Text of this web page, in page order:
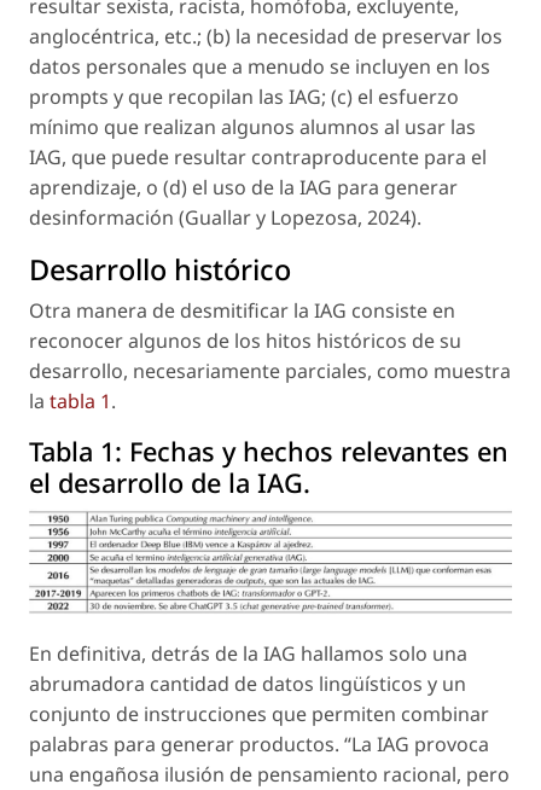
resultar sexista, racista, homófoba, excluyente,
anglocéntrica, etc.; (b) la necesidad de preservar los
datos personales que a menudo se incluyen en los
prompts y que recopilan las IAG; (c) el esfuerzo
mínimo que realizan algunos alumnos al usar las
IAG, que puede resultar contraproducente para el
aprendizaje, o (d) el uso de la IAG para generar
desinformación (Guallar y Lopezosa, 2024).
Desarrollo histórico
Otra manera de desmitificar la IAG consiste en
reconocer algunos de los hitos históricos de su
desarrollo, necesariamente parciales, como muestra
la tabla 1.
Tabla 1: Fechas y hechos relevantes en
el desarrollo de la IAG.
En definitiva, detrás de la IAG hallamos solo una
abrumadora cantidad de datos lingüísticos y un
conjunto de instrucciones que permiten combinar
palabras para generar productos. “La IAG provoca
una engañosa ilusión de pensamiento racional, pero